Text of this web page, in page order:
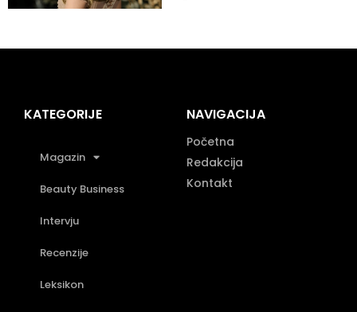
KATEGORIJE
Magazin
Beauty Business
Intervju
Recenzije
Leksikon
NAVIGACIJA
Početna
Redakcija
Kontakt